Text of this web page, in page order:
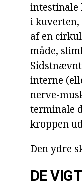
i kuverten,
af en
måde,
interne
nerve-
terminale
kroppen
Den ydre
DE